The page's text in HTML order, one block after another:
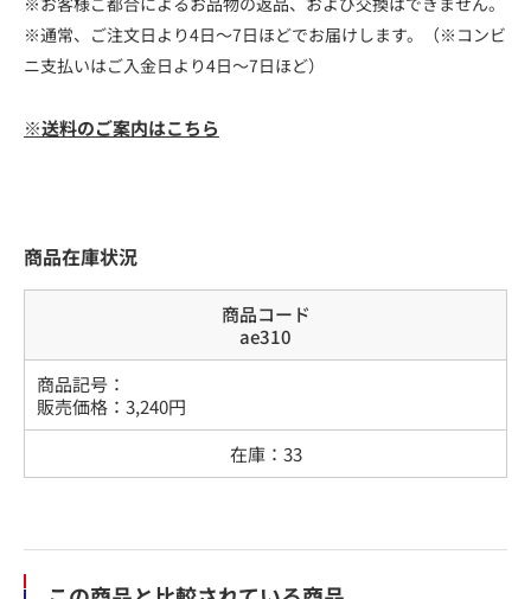
※通常、ご注文日より4日～7日ほどでお届けします。（※コンビ
ニ支払いはご入金日より4日～7日ほど）
※送料のご案内はこちら
商品在庫状況
商品コード
ae310
商品記号：
販売価格： 3,240円
在庫： 33